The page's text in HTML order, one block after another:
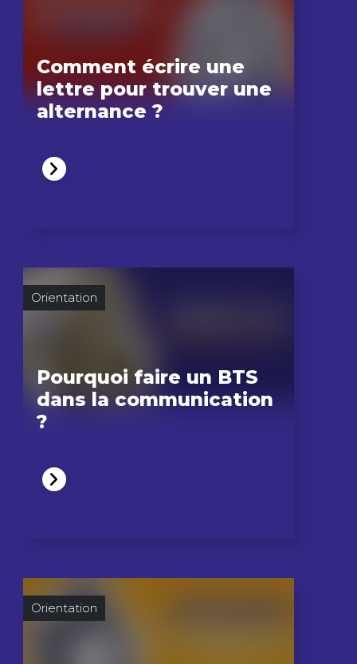
Comment écrire une
lettre pour trouver une
alternance ?
Orientation
Pourquoi faire un BTS
dans la communication
?
Orientation